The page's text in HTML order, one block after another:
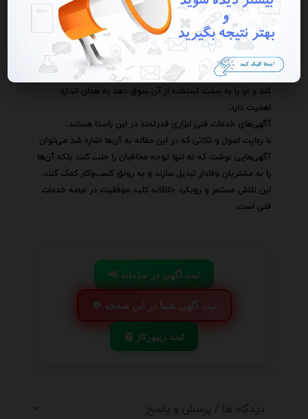
با نوشتن آگهی‌های مختلف و ارزیابی نتایج آن‌ها می‌توان به
تدریج مهارت‌های خود را در این زمینه بهبود بخشید.
رقابتی ارائه خدمات متمایز و با کیفیت امری حیاتی است.
اما این کافی نیست.
هنر ارائه و معرفی این خدمات به گونه‌ای که مخاطب را مجذوب
کند و او را به سمت استفاده از آن سوق دهد به همان اندازه
اهمیت دارد.
آگهی‌های خدمات فنی ابزاری قدرتمند در این راستا هستند.
با رعایت اصول و نکاتی که در این مقاله به آن‌ها اشاره شد می‌توان
آگهی‌هایی نوشت که نه تنها توجه مخاطبان را جلب کنند بلکه آن‌ها
را به مشتریان وفادار تبدیل سازند و به رونق کسب‌وکار کمک کنند.
این تلاش مستمر و رویکرد خلاقانه کلید موفقیت در عرصه خدمات
فنی است.
📢 ثبت آگهی در سامانه
💬 ثبت آگهی شما در این صفحه
📰 ثبت ریپورتاژ
دیدگاه ها / پرسش و پاسخ